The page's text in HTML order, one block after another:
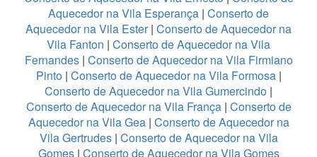
Aquecedor na Vila Esperança | Conserto de
Aquecedor na Vila Ester| Conserto de Aquecedor na
Vila Fanton | Conserto de Aquecedor na Vila
Fernandes| Conserto de Aquecedor na Vila Firmiano
Pinto| Conserto de Aquecedor na Vila Formosa|
Conserto de Aquecedor na Vila Gumercindo |
Conserto de Aquecedor na Vila França| Conserto de
Aquecedor na Vila Gea| Conserto de Aquecedor na
Vila Gertrudes| Conserto de Aquecedor na Vila
Gomes| Conserto de Aquecedor na Vila Gomes